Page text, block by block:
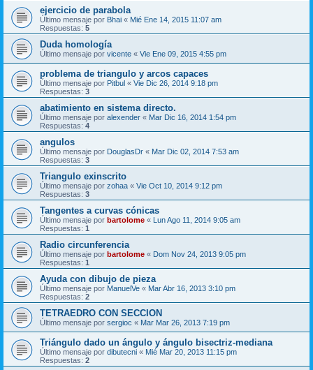
ejercicio de parabola
Último mensaje por Bhai « Mié Ene 14, 2015 11:07 am
Respuestas: 5
Duda homología
Último mensaje por vicente « Vie Ene 09, 2015 4:55 pm
problema de triangulo y arcos capaces
Último mensaje por Pitbul « Vie Dic 26, 2014 9:18 pm
Respuestas: 3
abatimiento en sistema directo.
Último mensaje por alexender « Mar Dic 16, 2014 1:54 pm
Respuestas: 4
angulos
Último mensaje por DouglasDr « Mar Dic 02, 2014 7:53 am
Respuestas: 3
Triangulo exinscrito
Último mensaje por zohaa « Vie Oct 10, 2014 9:12 pm
Respuestas: 3
Tangentes a curvas cónicas
Último mensaje por bartolome « Lun Ago 11, 2014 9:05 am
Respuestas: 1
Radio circunferencia
Último mensaje por bartolome « Dom Nov 24, 2013 9:05 pm
Respuestas: 1
Ayuda con dibujo de pieza
Último mensaje por ManuelVe « Mar Abr 16, 2013 3:10 pm
Respuestas: 2
TETRAEDRO CON SECCION
Último mensaje por sergioc « Mar Mar 26, 2013 7:19 pm
Triángulo dado un ángulo y ángulo bisectriz-mediana
Último mensaje por dibutecni « Mié Mar 20, 2013 11:15 pm
Respuestas: 2